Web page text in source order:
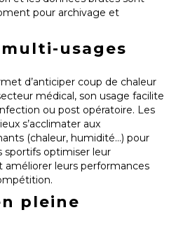
pour archivage et
usages
d’anticiper coup de chaleur
médical, son usage facilite
ou post opératoire. Les
s’acclimater aux
(chaleur, humidité…) pour
sportifs optimiser leur
améliorer leurs performances
pleine